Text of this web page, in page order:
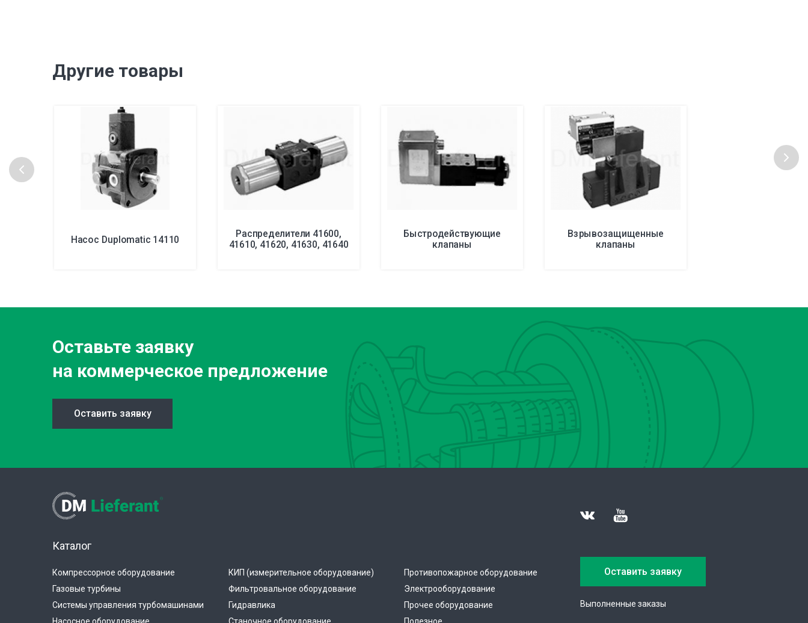
Другие товары
Насос Duplomatic 14110 Распределители 41600,
41610, 41620, 41630, 41640
Быстродействующие
клапаны
Взрывозащищенные
клапаны
Оставьте заявку
на коммерческое предложение
Оставить заявку
Каталог
Компрессорное оборудование
Газовые турбины
Системы управления турбомашинами
КИП (измерительное оборудование)
Фильтровальное оборудование
Гидравлика
Противопожарное оборудование
Электрооборудование
Прочее оборудование
Оставить заявку
Выполненные заказы